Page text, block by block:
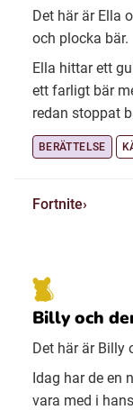
Det här är Ella
och plocka bär.
Ella hittar ett
ett farligt bär
redan stoppat
BERÄTTELSE
Fortnite
Billy och
Det här är Billy
Idag har de en
vara med i